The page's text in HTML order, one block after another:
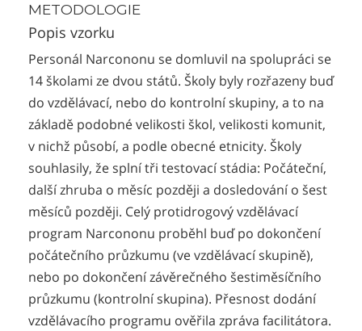
METODOLOGIE
Popis vzorku
Personál Narcononu se domluvil na spolupráci se
14 školami ze dvou států. Školy byly rozřazeny buď
do vzdělávací, nebo do kontrolní skupiny, a to na
základě podobné velikosti škol, velikosti komunit,
v nichž působí, a podle obecné etnicity. Školy
souhlasily, že splní tři testovací stádia: Počáteční,
další zhruba o měsíc později a dosledování o šest
měsíců později. Celý protidrogový vzdělávací
program Narcononu proběhl buď po dokončení
počátečního průzkumu (ve vzdělávací skupině),
nebo po dokončení závěrečného šestiměsíčního
průzkumu (kontrolní skupina). Přesnost dodání
vzdělávacího programu ověřila zpráva facilitátora.